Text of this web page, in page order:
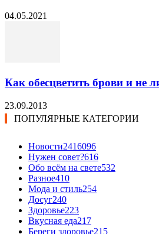
04.05.2021
Как обесцветить брови и не
23.09.2013
ПОПУЛЯРНЫЕ КАТЕГОРИИ
Новости2416096
Нужен совет?616
Обо всём на свете532
Разное410
Мода и стиль254
Досуг240
Здоровье223
Вкусная еда217
Береги здоровье215